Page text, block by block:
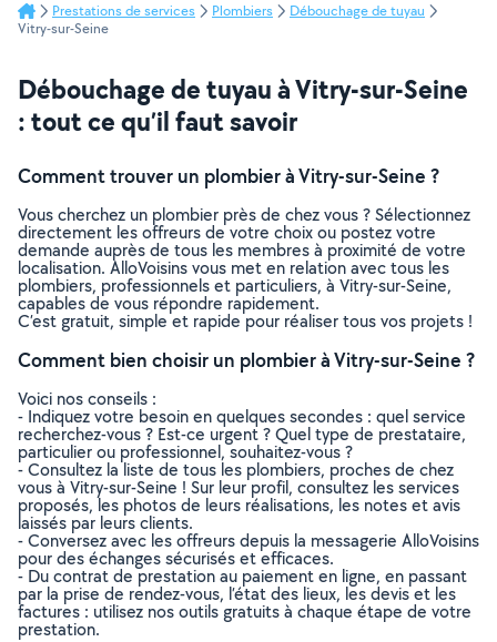
Prestations de services Plombiers
Débouchage de tuyau
Vitry-sur-Seine
Débouchage de tuyau à Vitry-sur-Seine
: tout ce qu’il faut savoir
Comment trouver un plombier à Vitry-sur-Seine ?
Vous cherchez un plombier près de chez vous ? Sélectionnez
directement les offreurs de votre choix ou postez votre
demande auprès de tous les membres à proximité de votre
localisation. AlloVoisins vous met en relation avec tous les
plombiers, professionnels et particuliers, à Vitry-sur-Seine,
capables de vous répondre rapidement.
C’est gratuit, simple et rapide pour réaliser tous vos projets !
Comment bien choisir un plombier à Vitry-sur-Seine ?
Voici nos conseils :
- Indiquez votre besoin en quelques secondes : quel service
recherchez-vous ? Est-ce urgent ? Quel type de prestataire,
particulier ou professionnel, souhaitez-vous ?
- Consultez la liste de tous les plombiers, proches de chez
vous à Vitry-sur-Seine ! Sur leur profil, consultez les services
proposés, les photos de leurs réalisations, les notes et avis
laissés par leurs clients.
- Conversez avec les offreurs depuis la messagerie AlloVoisins
pour des échanges sécurisés et efficaces.
- Du contrat de prestation au paiement en ligne, en passant
par la prise de rendez-vous, l’état des lieux, les devis et les
factures : utilisez nos outils gratuits à chaque étape de votre
prestation.